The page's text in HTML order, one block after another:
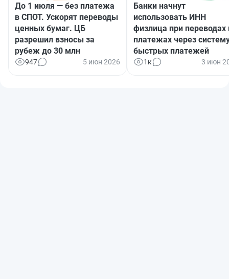
До 1 июля — без платежа
в СПОТ. Ускорят переводы
ценных бумаг. ЦБ
разрешил взносы за
рубеж до 30 млн
947 5 июн 2026
Банки начнут
использовать ИНН
физлица при переводах
платежах через
быстрых платежей
1к 3 июн